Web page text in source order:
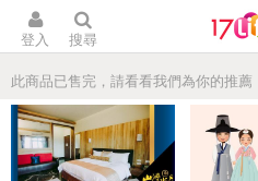
登入 搜尋
此商品已售完，請看看我們為你的推薦